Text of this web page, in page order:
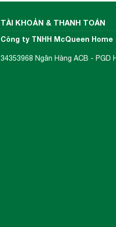
TÀI KHOẢN & THANH TOÁN
Công ty TNHH McQueen Home
34353968 Ngân Hàng ACB - PGD